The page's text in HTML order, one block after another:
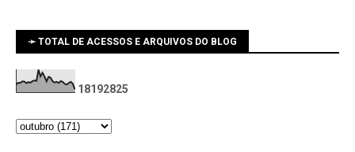
➛ TOTAL DE ACESSOS E ARQUIVOS DO BLOG
18192825